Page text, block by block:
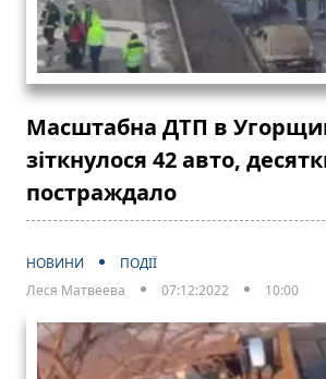
Масштабна ДТП в
зіткнулося 42 авто,
постраждало
НОВИНИ
ПОДІЇ
Леся Матвеева
07:12:2022 10:00